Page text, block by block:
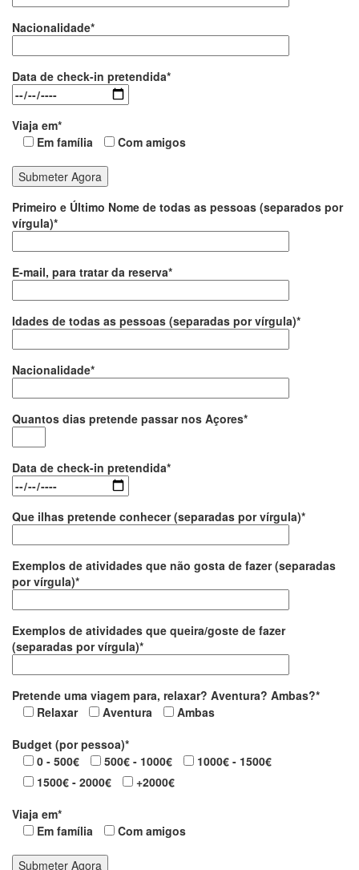
Nacionalidade*
Data de check-in pretendida*
Viaja em*
Em família
Com amigos
Primeiro e Último Nome de todas as pessoas (separados por
vírgula)*
E-mail, para tratar da reserva*
Idades de todas as pessoas (separadas por vírgula)*
Nacionalidade*
Quantos dias pretende passar nos Açores*
Data de check-in pretendida*
Que ilhas pretende conhecer (separadas por vírgula)*
Exemplos de atividades que não gosta de fazer (separadas
por vírgula)*
Exemplos de atividades que queira/goste de fazer
(separadas por vírgula)*
Pretende uma viagem para, relaxar? Aventura? Ambas?*
Relaxar
Aventura
Ambas
Budget (por pessoa)*
0 - 500€
500€ - 1000€
1000€ - 1500€
1500€ - 2000€
+2000€
Viaja em*
Em família
Com amigos